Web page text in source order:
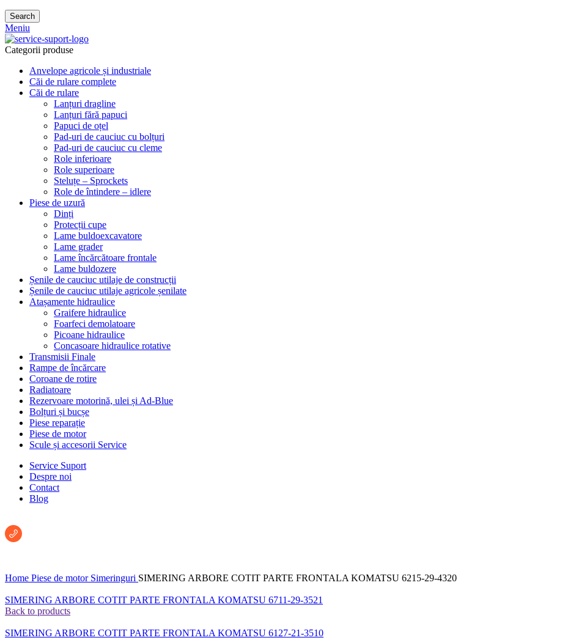
Search
Meniu
Categorii produse
Anvelope agricole și industriale
Căi de rulare complete
Căi de rulare
Lanțuri dragline
Lanțuri fără papuci
Papuci de oțel
Pad-uri de cauciuc cu bolțuri
Pad-uri de cauciuc cu cleme
Role inferioare
Role superioare
Steluțe – Sprockets
Role de întindere – idlere
Piese de uzură
Dinți
Protecții cupe
Lame buldoexcavatore
Lame grader
Lame încărcătoare frontale
Lame buldozere
Șenile de cauciuc utilaje de construcții
Șenile de cauciuc utilaje agricole șenilate
Atașamente hidraulice
Graifere hidraulice
Foarfeci demolatoare
Picoane hidraulice
Concasoare hidraulice rotative
Transmisii Finale
Rampe de încărcare
Coroane de rotire
Radiatoare
Rezervoare motorină, ulei și Ad-Blue
Bolțuri și bucșe
Piese reparație
Piese de motor
Scule și accesorii Service
Service Suport
Despre noi
Contact
Blog
Home Piese de motor Simeringuri SIMERING ARBORE COTIT PARTE FRONTALA KOMATSU 6215-29-4320
SIMERING ARBORE COTIT PARTE FRONTALA KOMATSU 6711-29-3521
Back to products
SIMERING ARBORE COTIT PARTE FRONTALA KOMATSU 6127-21-3510